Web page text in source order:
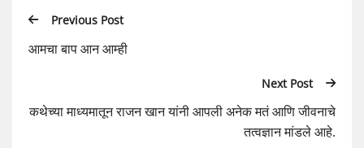
Previous Post
आमचा बाप आन आम्ही
Next Post
कथेच्या माध्यमातून राजन खान यांनी आपली अनेक मतं आणि जीवनाचे
तत्वज्ञान मांडले आहे.